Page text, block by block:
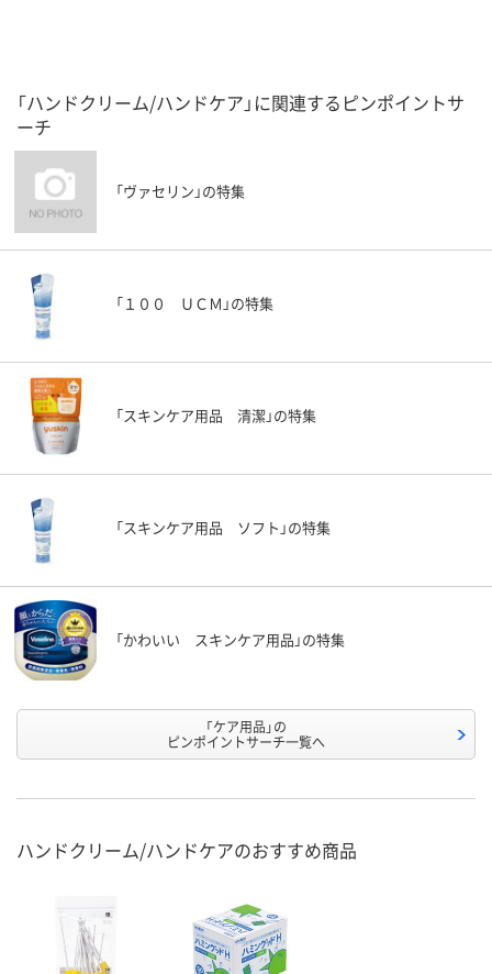
「ハンドクリーム/ハンドケア」に関連するピンポイントサ
ーチ
「ヴァセリン」の特集
「１００ ＵＣＭ」の特集
「スキンケア用品 清潔」の特集
「スキンケア用品 ソフト」の特集
「かわいい スキンケア用品」の特集
「ケア用品」の
ピンポイントサーチ一覧へ
ハンドクリーム/ハンドケアのおすすめ商品